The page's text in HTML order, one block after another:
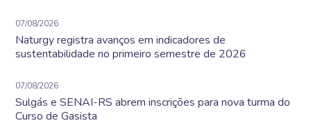
07/08/2026
Naturgy registra avanços em indicadores de
sustentabilidade no primeiro semestre de 2026
07/08/2026
Sulgás e SENAI-RS abrem inscrições para nova turma do
Curso de Gasista